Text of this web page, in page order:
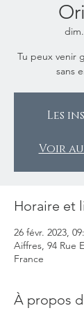
Tu peux venir
sans
Les
Voir
Horaire et
26 févr. 2023,
Aiffres, 94 Rue
France
À propos